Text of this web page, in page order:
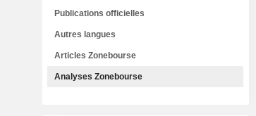
Publications officielles
Autres langues
Articles Zonebourse
Analyses Zonebourse